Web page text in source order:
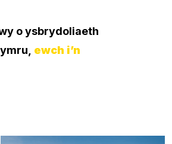
o ysbrydoliaeth
ewch i’n